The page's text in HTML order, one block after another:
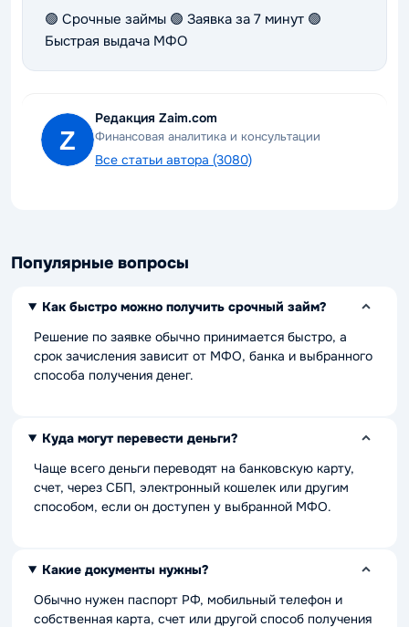
🟢 Срочные займы 🟢 Заявка за 7 минут 🟢
Быстрая выдача МФО
Редакция Zaim.com
Финансовая аналитика и консультации
Все статьи автора (3080)
Популярные вопросы
Как быстро можно получить срочный займ?
Решение по заявке обычно принимается быстро, а
срок зачисления зависит от МФО, банка и выбранного
способа получения денег.
Куда могут перевести деньги?
Чаще всего деньги переводят на банковскую карту,
счет, через СБП, электронный кошелек или другим
способом, если он доступен у выбранной МФО.
Какие документы нужны?
Обычно нужен паспорт РФ, мобильный телефон и
собственная карта, счет или другой способ получения